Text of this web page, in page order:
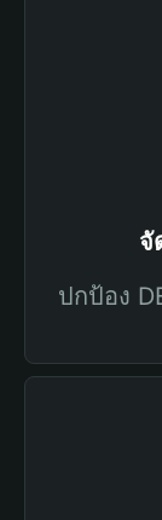
จั
ปกป้อง